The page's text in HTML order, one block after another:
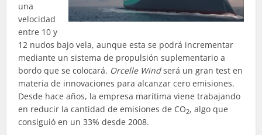
una
velocidad
entre 10 y
12 nudos bajo vela, aunque esta se podrá incrementar
mediante un sistema de propulsión suplementario a
bordo que se colocará. Orcelle Windserá un gran test en
materia de innovaciones para alcanzar cero emisiones.
Desde hace años, la empresa marítima viene trabajando
en reducir la cantidad de emisiones de CO2, algo que
consiguió en un 33% desde 2008.